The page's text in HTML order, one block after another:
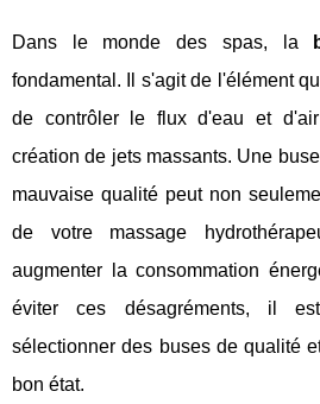
Dans le monde des spas, la
fondamental. Il s'agit de l'élément
de contrôler le flux d'eau et
création de jets massants. Une
mauvaise qualité peut non
de votre massage
augmenter la consommation
éviter ces désagréments, il
sélectionner des buses de qualité
bon état.